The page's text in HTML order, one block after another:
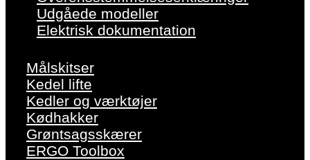
Udgåede modeller
Elektrisk dokumentation
Målskitser
Kedel lifte
Kedler og værktøjer
Kødhakker
Grøntsagsskærer
ERGO Toolbox